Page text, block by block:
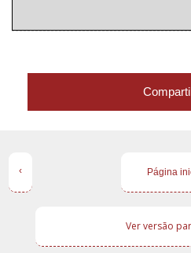
‹ Página
Ver versão